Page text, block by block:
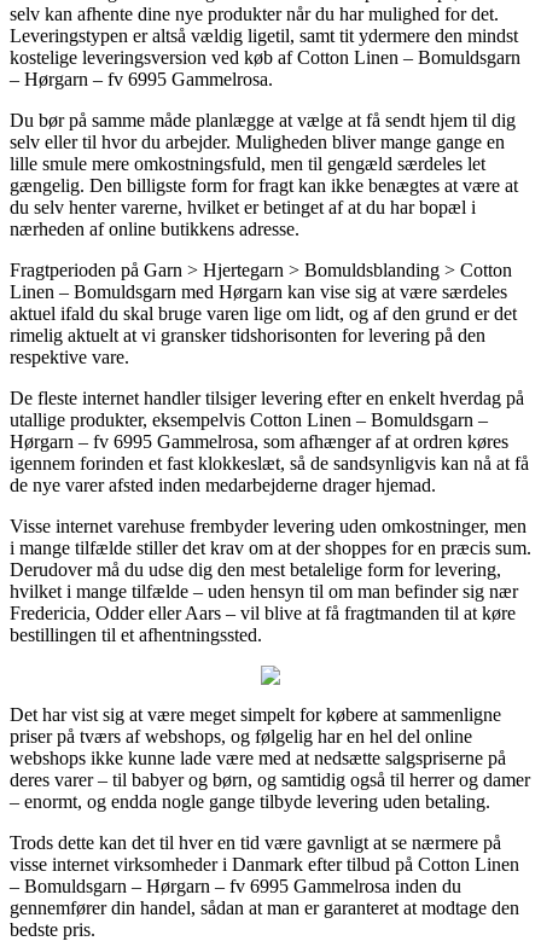
selv kan afhente dine nye produkter når du har mulighed for det.
Leveringstypen er altså vældig ligetil, samt tit ydermere den mindst
kostelige leveringsversion ved køb af Cotton Linen – Bomuldsgarn
– Hørgarn – fv 6995 Gammelrosa.
Du bør på samme måde planlægge at vælge at få sendt hjem til dig
selv eller til hvor du arbejder. Muligheden bliver mange gange en
lille smule mere omkostningsfuld, men til gengæld særdeles let
gængelig. Den billigste form for fragt kan ikke benægtes at være at
du selv henter varerne, hvilket er betinget af at du har bopæl i
nærheden af online butikkens adresse.
Fragtperioden på Garn > Hjertegarn > Bomuldsblanding > Cotton
Linen – Bomuldsgarn med Hørgarn kan vise sig at være særdeles
aktuel ifald du skal bruge varen lige om lidt, og af den grund er det
rimelig aktuelt at vi gransker tidshorisonten for levering på den
respektive vare.
De fleste internet handler tilsiger levering efter en enkelt hverdag på
utallige produkter, eksempelvis Cotton Linen – Bomuldsgarn –
Hørgarn – fv 6995 Gammelrosa, som afhænger af at ordren køres
igennem forinden et fast klokkeslæt, så de sandsynligvis kan nå at få
de nye varer afsted inden medarbejderne drager hjemad.
Visse internet varehuse frembyder levering uden omkostninger, men
i mange tilfælde stiller det krav om at der shoppes for en præcis sum.
Derudover må du udse dig den mest betalelige form for levering,
hvilket i mange tilfælde – uden hensyn til om man befinder sig nær
Fredericia, Odder eller Aars – vil blive at få fragtmanden til at køre
bestillingen til et afhentningssted.
Det har vist sig at være meget simpelt for købere at sammenligne
priser på tværs af webshops, og følgelig har en hel del online
webshops ikke kunne lade være med at nedsætte salgspriserne på
deres varer – til babyer og børn, og samtidig også til herrer og damer
– enormt, og endda nogle gange tilbyde levering uden betaling.
Trods dette kan det til hver en tid være gavnligt at se nærmere på
visse internet virksomheder i Danmark efter tilbud på Cotton Linen
– Bomuldsgarn – Hørgarn – fv 6995 Gammelrosa inden du
gennemfører din handel, sådan at man er garanteret at modtage den
bedste pris.